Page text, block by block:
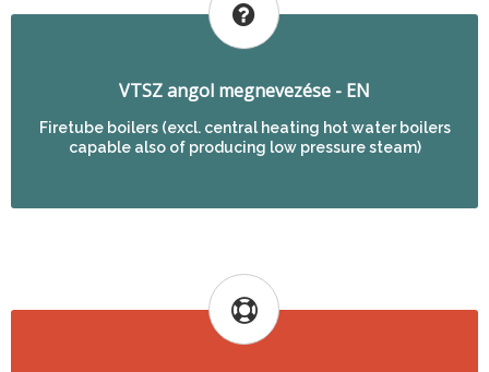
VTSZ angol megnevezése - EN
Firetube boilers (excl. central heating hot water boilers
capable also of producing low pressure steam)